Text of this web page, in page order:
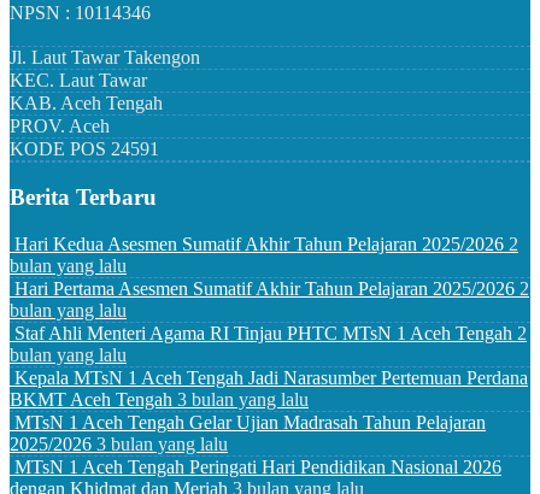
NPSN : 10114346
Jl. Laut Tawar Takengon
KEC. Laut Tawar
KAB. Aceh Tengah
PROV. Aceh
KODE POS 24591
Berita Terbaru
Hari Kedua Asesmen Sumatif Akhir Tahun Pelajaran 2025/2026 2
bulan yang lalu
Hari Pertama Asesmen Sumatif Akhir Tahun Pelajaran 2025/2026 2
bulan yang lalu
Staf Ahli Menteri Agama RI Tinjau PHTC MTsN 1 Aceh Tengah 2
bulan yang lalu
Kepala MTsN 1 Aceh Tengah Jadi Narasumber Pertemuan Perdana
BKMT Aceh Tengah 3 bulan yang lalu
MTsN 1 Aceh Tengah Gelar Ujian Madrasah Tahun Pelajaran
2025/2026 3 bulan yang lalu
MTsN 1 Aceh Tengah Peringati Hari Pendidikan Nasional 2026
dengan Khidmat dan Meriah 3 bulan yang lalu